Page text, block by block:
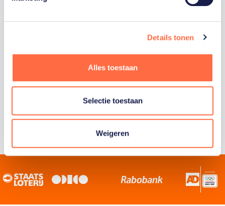
Details tonen
Alles toestaan
Selectie toestaan
Weigeren
sportiefste land van de wereld maken.